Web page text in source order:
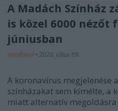
A Madách Színház
is közel 6000 nézőt
júniusban
mtothorsi • 2020. július 09.
A koronavírus megjelenése
színházakat sem kímélte, a
miatt alternatív megoldásra